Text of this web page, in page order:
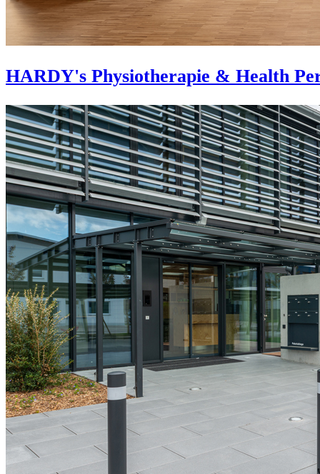
HARDY's Physiotherapie & Health